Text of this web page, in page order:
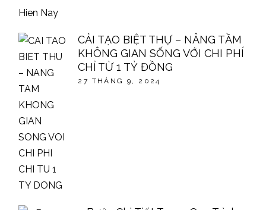
CẢI TẠO BIỆT THỰ – NÂNG TẦM
KHÔNG GIAN SỐNG VỚI CHI PHÍ
CHỈ TỪ 1 TỶ ĐỒNG
27 THÁNG 9, 2024